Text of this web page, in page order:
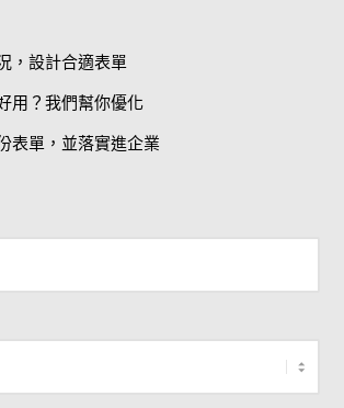
，設計合適表單
用？我們幫你優化
表單，並落實進企業